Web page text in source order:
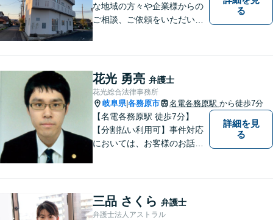
な地域の方々や企業様からの
ご相談、ご依頼をいただいて
おります。
る
花光 勇亮 弁護士
花光総合法律事務所
岐阜県|各務原市 名電各務原駅 から徒歩7分
【名電各務原駅 徒歩7分】
【分割払い利用可】事件対応
においては、お客様のお話を
ることを心がけています。
詳細を見
る
三品 さくら 弁護士
弁護士法人アストラル